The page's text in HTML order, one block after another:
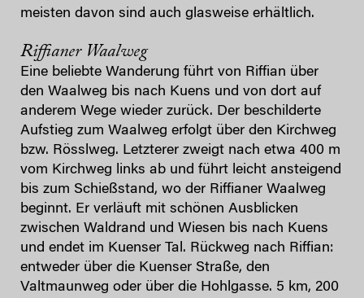
meisten davon sind auch glasweise erhältlich.
Riffianer Waalweg
Eine beliebte Wanderung führt von Riffian über
den Waalweg bis nach Kuens und von dort auf
anderem Wege wieder zurück. Der beschilderte
Aufstieg zum Waalweg erfolgt über den Kirchweg
bzw. Rösslweg. Letzterer zweigt nach etwa 400 m
vom Kirchweg links ab und führt leicht ansteigend
bis zum Schießstand, wo der Riffianer Waalweg
beginnt. Er verläuft mit schönen Ausblicken
zwischen Waldrand und Wiesen bis nach Kuens
und endet im Kuenser Tal. Rückweg nach Riffian:
entweder über die Kuenser Straße, den
Valtmaunweg oder über die Hohlgasse. 5 km, 200